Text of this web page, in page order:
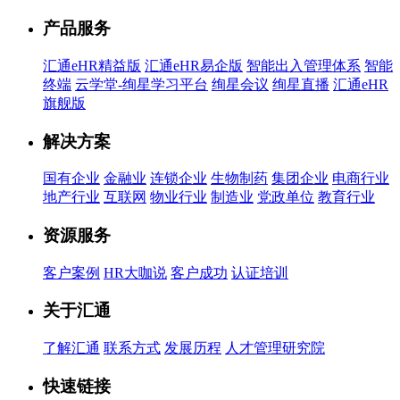
产品服务
汇通eHR精益版 汇通eHR易企版 智能出入管理体系 智能
终端 云学堂-绚星学习平台 绚星会议 绚星直播 汇通eHR
旗舰版
解决方案
国有企业 金融业 连锁企业 生物制药 集团企业 电商行业
地产行业 互联网 物业行业 制造业 党政单位 教育行业
资源服务
客户案例 HR大咖说 客户成功 认证培训
关于汇通
了解汇通 联系方式 发展历程 人才管理研究院
快速链接